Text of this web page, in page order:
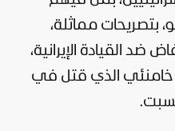
بتصريحات مماثلة،
ضد القيادة الإيرانية،
خامنئي الذي قتل في